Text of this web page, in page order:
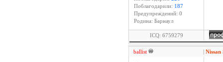
Поблагодарили: 187
Предупреждений: 0
Родина: Барнаул
ICQ: 6759279
ballist |